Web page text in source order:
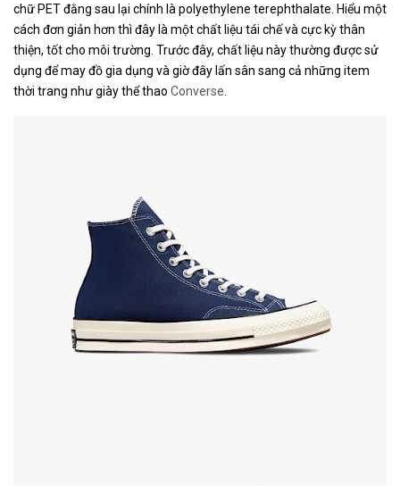
chữ PET đằng sau lại chính là polyethylene terephthalate. Hiểu một
cách đơn giản hơn thì đây là một chất liệu tái chế và cực kỳ thân
thiện, tốt cho môi trường. Trước đây, chất liệu này thường được sử
dụng để may đồ gia dụng và giờ đây lấn sân sang cả những item
thời trang như giày thể thao Converse